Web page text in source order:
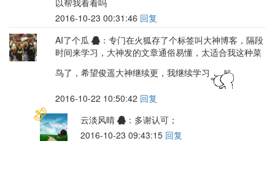
2016-10-23 00:31:46 回复
AI了个瓜
：专门在火狐存了个标签叫大神博客，隔段
时间来学习，大神发的文章通俗易懂，太适合我这种菜
鸟了，希望俊遥大神继续更，我继续学习
2016-10-22 10:50:42 回复
云淡风晴
：多谢认可；
2016-10-23 09:43:15 回复